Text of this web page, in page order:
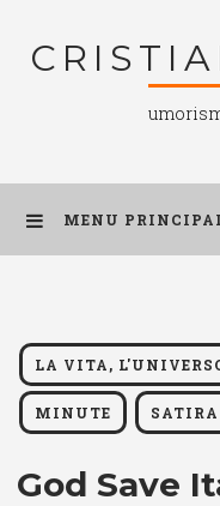
MENU
LA VITA,
MINUTE SATIRA
God Save